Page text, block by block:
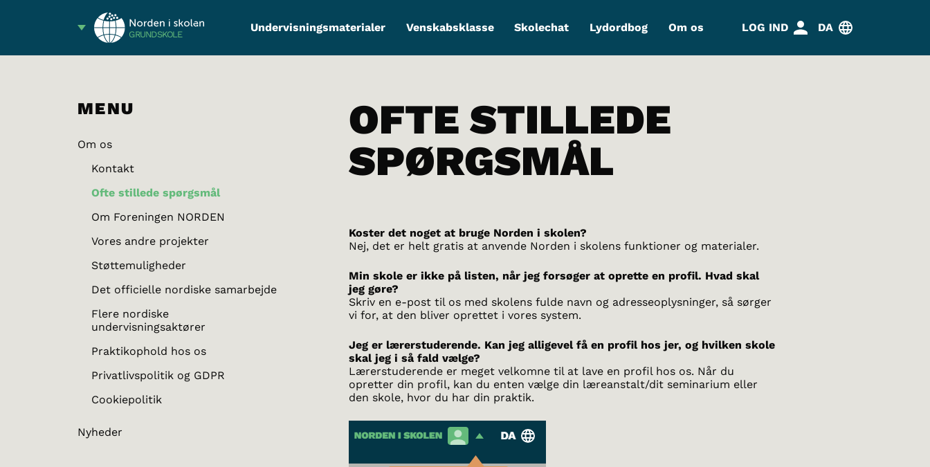
GRUNDSKOLE
Undervisningsmaterialer Venskabsklasse Skolechat Lydordbog Om os LOG IND DA
MENU
Om os
Kontakt
Ofte stillede spørgsmål
Om Foreningen NORDEN
Vores andre projekter
Støttemuligheder
Det officielle nordiske samarbejde
Flere nordiske
undervisningsaktører
Praktikophold hos os
Privatlivspolitik og GDPR
Cookiepolitik
Nyheder
OFTE STILLEDE
SPØRGSMÅL
Koster det noget at bruge Norden i skolen?
Nej, det er helt gratis at anvende Norden i skolens funktioner og materialer.
Min skole er ikke på listen, når jeg forsøger at oprette en profil. Hvad skal
jeg gøre?
Skriv en e-post til os med skolens fulde navn og adresseoplysninger, så sørger
vi for, at den bliver oprettet i vores system.
Jeg er lærerstuderende. Kan jeg alligevel få en profil hos jer, og hvilken skole
skal jeg i så fald vælge?
Lærerstuderende er meget velkomne til at lave en profil hos os. Når du
opretter din profil, kan du enten vælge din læreanstalt/dit seminarium eller
den skole, hvor du har din praktik.